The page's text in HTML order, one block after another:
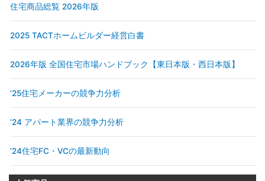
住宅商品総覧 2026年版
2025 TACTホームビルダー経営白書
2026年版 全国住宅市場ハンドブック【東日本版・西日本版】
’25住宅メーカーの競争力分析
’24 アパート業界の競争力分析
’24住宅FC・VCの最新動向